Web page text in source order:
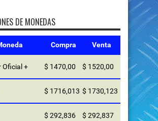
DE MONEDAS
Compra Venta
Oficial + $ 1470,00 $ 1520,00
$ 1716,013 $ 1730,123
$ 292,836 $ 292,837